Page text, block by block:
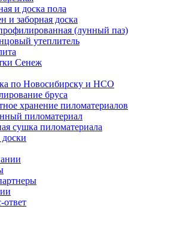
и доска пола
и заборная доска
(лунный паз)
утеплитель
Сенеж
по Новосибирску и НСО
бруса
хранение пиломатериалов
пиломатериал
сушка пиломатериала
ответ